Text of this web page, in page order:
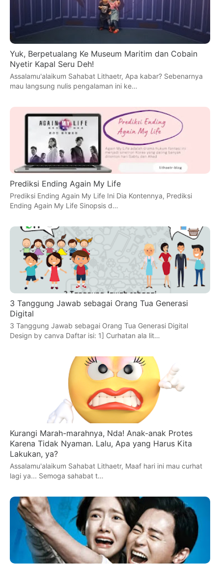
Yuk, Berpetualang Ke Museum Maritim dan Cobain
Nyetir Kapal Seru Deh!
Assalamu'alaikum Sahabat Lithaetr, Apa kabar? Sebenarnya
mau langsung nulis pengalaman ini ke…
Prediksi Ending Again My Life
Prediksi Ending Again My Life Ini Dia Kontennya, Prediksi
Ending Again My Life Sinopsis d…
3 Tanggung Jawab sebagai Orang Tua Generasi
Digital
3 Tanggung Jawab sebagai Orang Tua Generasi Digital
Design by canva Daftar isi: 1] Curhatan ala lit…
Kurangi Marah-marahnya, Nda! Anak-anak Protes
Karena Tidak Nyaman. Lalu, Apa yang Harus Kita
Lakukan, ya?
Assalamu'alaikum Sahabat Lithaetr, Maaf hari ini mau curhat
lagi ya... Semoga sahabat t…